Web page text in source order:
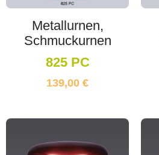
Metallurnen,
Schmuckurnen
825 PC
139,00 €